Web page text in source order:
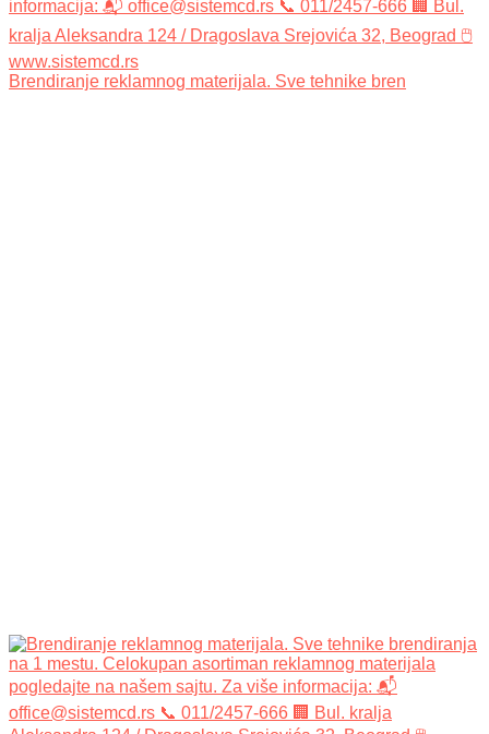
Brendiranje reklamnog materijala. Sve tehnike bren